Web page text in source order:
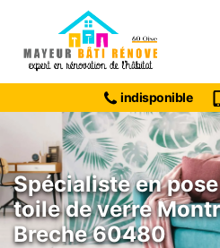
indisponible
Spécialiste en
toile de verre
Breche 60480